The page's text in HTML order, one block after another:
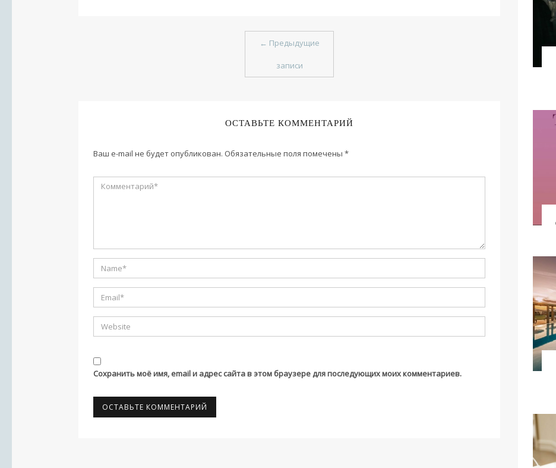
← Предыдущие
записи
ОСТАВЬТЕ КОММЕНТАРИЙ
Ваш e-mail не будет опубликован. Обязательные поля помечены *
Сохранить моё имя, email и адрес сайта в этом браузере для последующих моих комментариев.